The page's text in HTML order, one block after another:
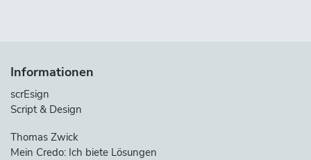
Informationen
scrEsign
Script & Design
Thomas Zwick
Mein Credo: Ich biete Lösungen